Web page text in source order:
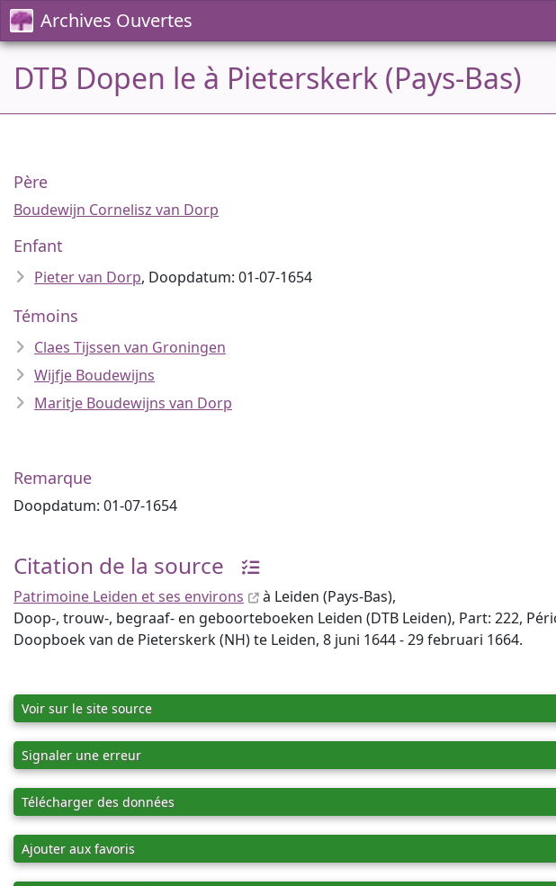
Archives Ouvertes
DTB Dopen le à Pieterskerk (Pays-Bas)
Père
Boudewijn Cornelisz van Dorp
Enfant
Pieter van Dorp, Doopdatum: 01-07-1654
Témoins
Claes Tijssen van Groningen
Wijfje Boudewijns
Maritje Boudewijns van Dorp
Remarque
Doopdatum: 01-07-1654
Citation de la source
Patrimoine Leiden et ses environs
à Leiden (Pays-Bas),
Doop-, trouw-, begraaf- en geboorteboeken Leiden (DTB Leiden), Part: 222,
Doopboek van de Pieterskerk (NH) te Leiden, 8 juni 1644 - 29 februari 1664.
Voir sur le site source
Signaler une erreur
Télécharger des données
Ajouter aux favoris